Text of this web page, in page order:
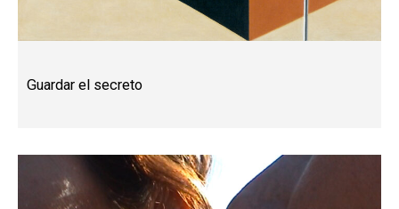
Guardar el secreto